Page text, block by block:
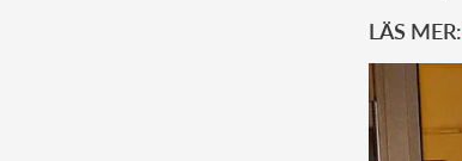
LÄS MER: